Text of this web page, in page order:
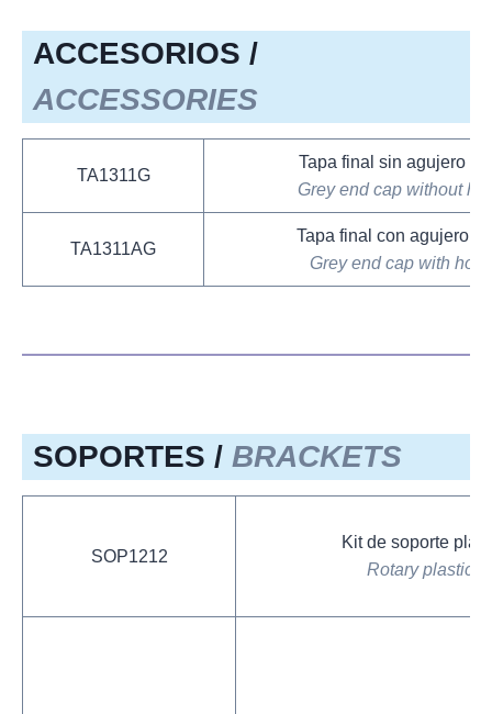
ACCESORIOS /
ACCESSORIES
TA1311G
Tapa final sin agujero
Grey end cap without
TA1311AG
Tapa final con agujero
Grey end cap with hole
SOPORTES / BRACKETS
SOP1212
Kit de soporte
Rotary plastic